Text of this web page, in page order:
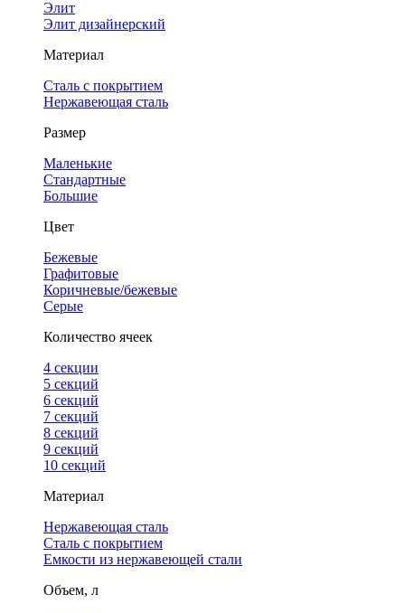
Элит
Элит дизайнерский
Материал
Сталь с покрытием
Нержавеющая сталь
Размер
Маленькие
Стандартные
Большие
Цвет
Бежевые
Графитовые
Коричневые/бежевые
Серые
Количество ячеек
4 cекции
5 секций
6 секций
7 секций
8 секций
9 секций
10 секций
Материал
Нержавеющая сталь
Сталь с покрытием
Емкости из нержавеющей стали
Объем, л